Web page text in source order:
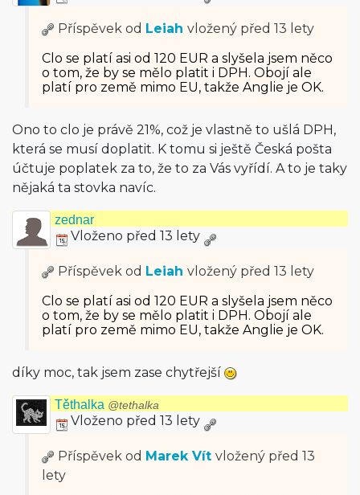
Příspěvek od Leiah vložený před 13 lety
Clo se platí asi od 120 EUR a slyšela jsem něco
o tom, že by se mělo platit i DPH. Obojí ale
platí pro země mimo EU, takže Anglie je OK.
Ono to clo je právě 21%, což je vlastně to ušlá DPH,
která se musí doplatit. K tomu si ještě Česká pošta
účtuje poplatek za to, že to za Vás vyřídí. A to je taky
nějaká ta stovka navíc.
zednar
Vloženo před 13 lety
Příspěvek od Leiah vložený před 13 lety
Clo se platí asi od 120 EUR a slyšela jsem něco
o tom, že by se mělo platit i DPH. Obojí ale
platí pro země mimo EU, takže Anglie je OK.
díky moc, tak jsem zase chytřejší
Těthalka @tethalka
Vloženo před 13 lety
Příspěvek od Marek Vít vložený před 13
lety